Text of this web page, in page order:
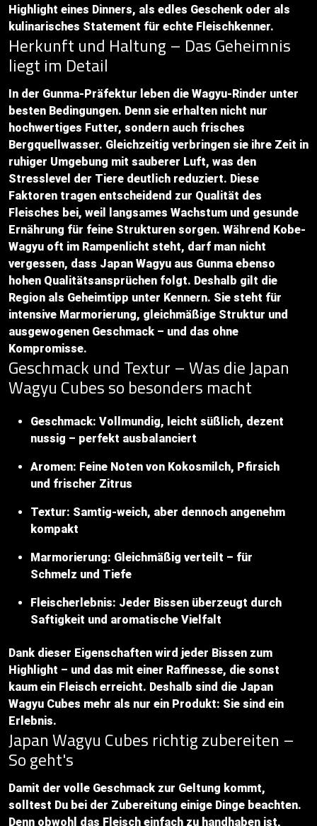
Highlight eines Dinners, als edles Geschenk oder als
kulinarisches Statement für echte Fleischkenner.
Herkunft und Haltung – Das Geheimnis
liegt im Detail
In der Gunma-Präfektur leben die Wagyu-Rinder unter
besten Bedingungen. Denn sie erhalten nicht nur
hochwertiges Futter, sondern auch frisches
Bergquellwasser. Gleichzeitig verbringen sie ihre Zeit in
ruhiger Umgebung mit sauberer Luft, was den
Stresslevel der Tiere deutlich reduziert. Diese
Faktoren tragen entscheidend zur Qualität des
Fleisches bei, weil langsames Wachstum und gesunde
Ernährung für feine Strukturen sorgen. Während Kobe-
Wagyu oft im Rampenlicht steht, darf man nicht
vergessen, dass Japan Wagyu aus Gunma ebenso
hohen Qualitätsansprüchen folgt. Deshalb gilt die
Region als Geheimtipp unter Kennern. Sie steht für
intensive Marmorierung, gleichmäßige Struktur und
ausgewogenen Geschmack – und das ohne
Kompromisse.
Geschmack und Textur – Was die Japan
Wagyu Cubes so besonders macht
Geschmack: Vollmundig, leicht süßlich, dezent
nussig – perfekt ausbalanciert
Aromen: Feine Noten von Kokosmilch, Pfirsich
und frischer Zitrus
Textur: Samtig-weich, aber dennoch angenehm
kompakt
Marmorierung: Gleichmäßig verteilt – für
Schmelz und Tiefe
Fleischerlebnis: Jeder Bissen überzeugt durch
Saftigkeit und aromatische Vielfalt
Dank dieser Eigenschaften wird jeder Bissen zum
Highlight – und das mit einer Raffinesse, die sonst
kaum ein Fleisch erreicht. Deshalb sind die Japan
Wagyu Cubes mehr als nur ein Produkt: Sie sind ein
Erlebnis.
Japan Wagyu Cubes richtig zubereiten –
So geht's
Damit der volle Geschmack zur Geltung kommt,
solltest Du bei der Zubereitung einige Dinge beachten.
Denn obwohl das Fleisch einfach zu handhaben ist,